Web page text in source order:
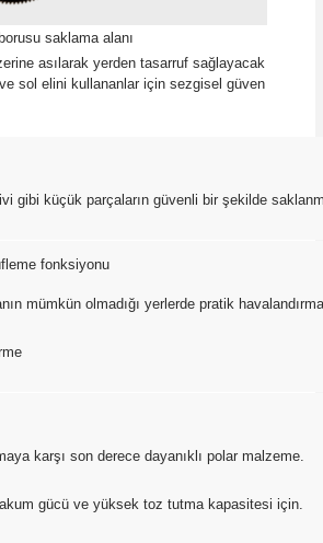
saklama alanı
asılarak yerden tasarruf sağlayacak
sol elini kullananlar için sezgisel güven
gibi küçük parçaların güvenli bir şekilde
fonksiyonu
mümkün olmadığı yerlerde pratik
karşı son derece dayanıklı polar malzeme.
gücü ve yüksek toz tutma kapasitesi için.